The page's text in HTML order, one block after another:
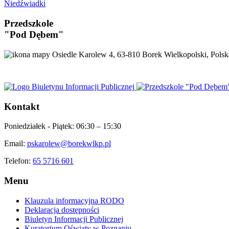
Niedźwiadki
Przedszkole
"Pod Dębem"
Osiedle Karolew 4, 63-810 Borek Wielkopolski,
Kontakt
Poniedziałek - Piątek: 06:30 – 15:30
Email: pskarolew@borekwlkp.pl
Telefon: 65 5716 601
Menu
Klauzula informacyjna RODO
Deklaracja dostępności
Biuletyn Informacji Publicznej